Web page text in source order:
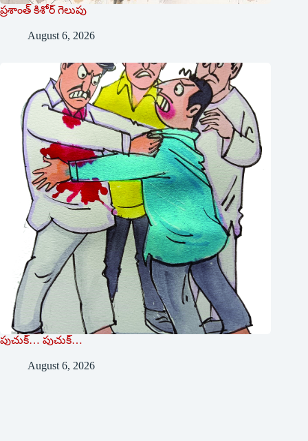
ప్రశాంత్‌ ‌కిశోర్‌ ‌గెలుపు
August 6, 2026
పుచుక్… పుచుక్…
August 6, 2026